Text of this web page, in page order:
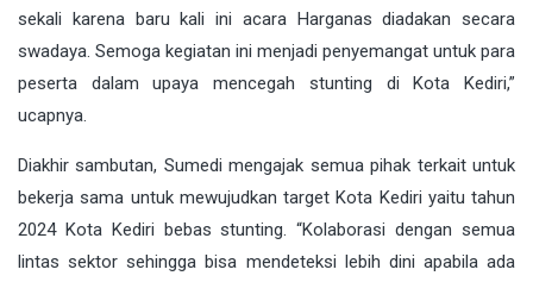
sekali karena baru kali ini acara Harganas diadakan secara
swadaya. Semoga kegiatan ini menjadi penyemangat untuk para
peserta dalam upaya mencegah stunting di Kota Kediri,”
ucapnya.
Diakhir sambutan, Sumedi mengajak semua pihak terkait untuk
bekerja sama untuk mewujudkan target Kota Kediri yaitu tahun
2024 Kota Kediri bebas stunting. “Kolaborasi dengan semua
lintas sektor sehingga bisa mendeteksi lebih dini apabila ada